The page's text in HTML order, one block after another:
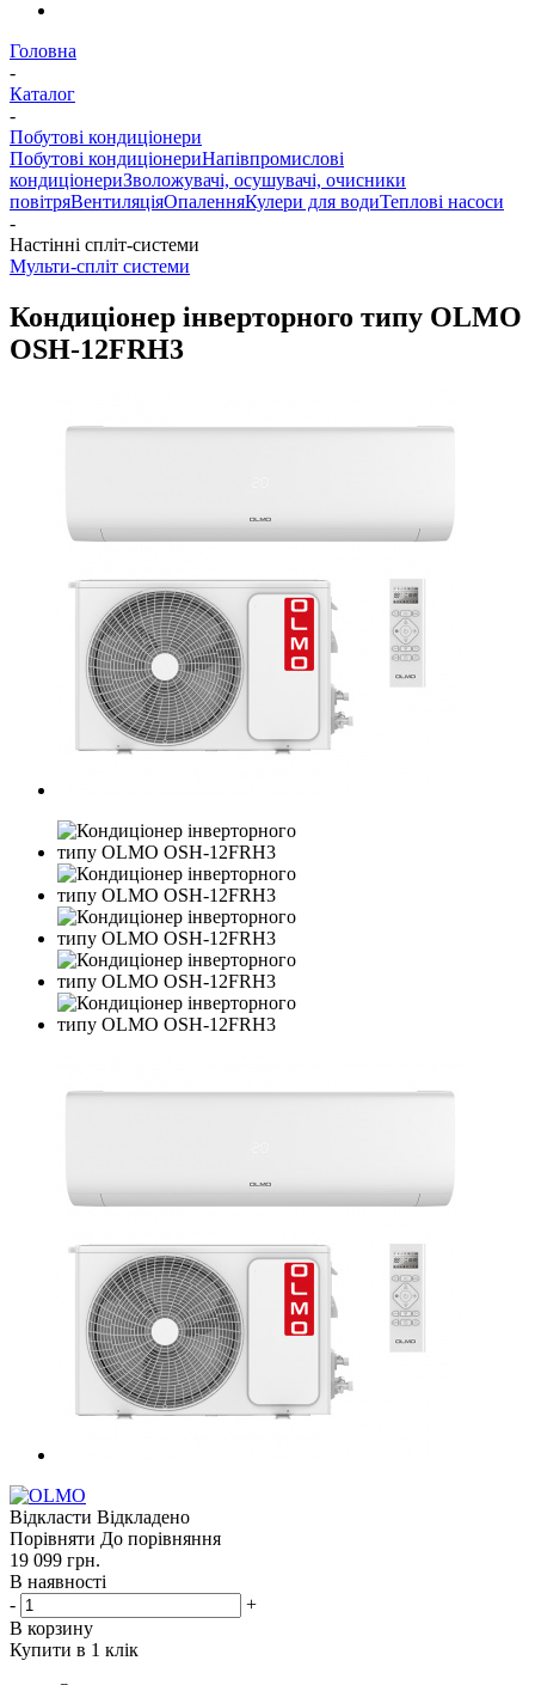
Головна
-
Каталог
-
Побутові кондиціонери
Побутові кондиціонериНапівпромислові
кондиціонериЗволожувачі, осушувачі, очисники
повітряВентиляціяОпаленняКулери для водиТеплові насоси
-
Настінні спліт-системи
Мульти-спліт системи
Кондиціонер інверторного типу OLMO
OSH-12FRH3
Відкласти Відкладено
Порівняти До порівняння
19 099 грн.
В наявності
-
+
В корзину
Купити в 1 клік